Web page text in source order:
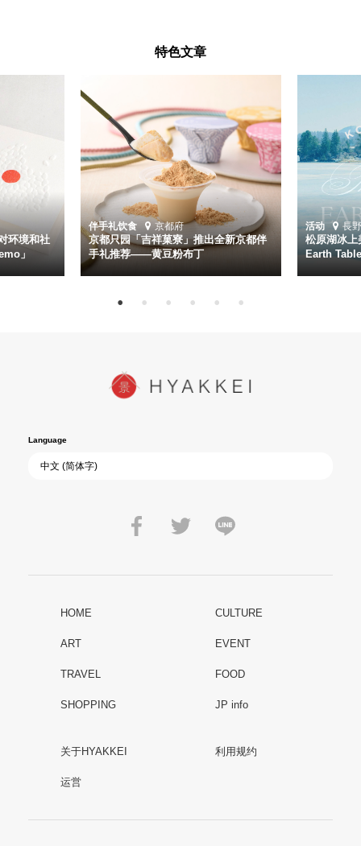
特色文章
环境和社
」
伴手礼饮食 京都府
京都只园「吉祥菓寮」推出全新京都伴
手礼推荐——黄豆粉布丁
活动 長
松原湖冰
Earth
Language
HOME CULTURE
ART EVENT
TRAVEL FOOD
SHOPPING JP info
关于HYAKKEI 利用规约
运営